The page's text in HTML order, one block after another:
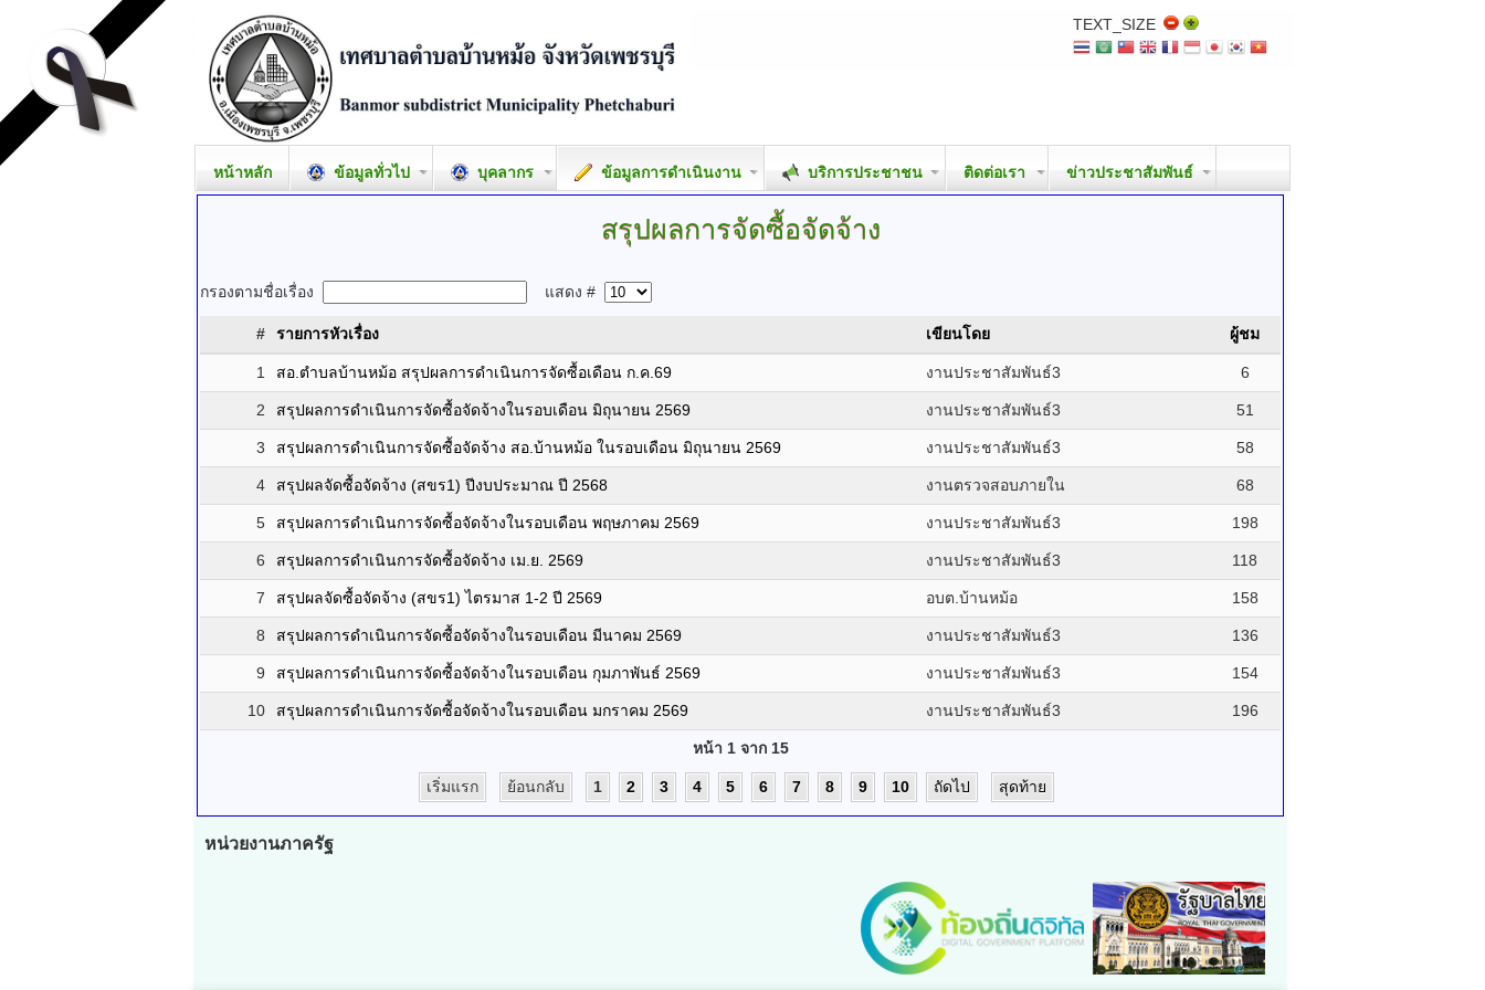
TEXT_SIZE
หน้าหลัก ข้อมูลทั่วไป บุคลากร ข้อมูลการดำเนินงาน บริการประชาชน ติดต่อเรา ข่าวประชาสัมพันธ์
สรุปผลการจัดซื้อจัดจ้าง
กรองตามชื่อเรื่อง แสดง #
# รายการหัวเรื่อง เขียนโดย ผู้ชม
1 สอ.ตำบลบ้านหม้อ สรุปผลการดำเนินการจัดซื้อเดือน ก.ค.69 งานประชาสัมพันธ์3 6
2 สรุปผลการดำเนินการจัดซื้อจัดจ้างในรอบเดือน มิถุนายน 2569 งานประชาสัมพันธ์3 51
3 สรุปผลการดำเนินการจัดซื้อจัดจ้าง สอ.บ้านหม้อ ในรอบเดือน มิถุนายน 2569 งานประชาสัมพันธ์3 58
4 สรุปผลจัดซื้อจัดจ้าง (สขร1) ปีงบประมาณ ปี 2568 งานตรวจสอบภายใน 68
5 สรุปผลการดำเนินการจัดซื้อจัดจ้างในรอบเดือน พฤษภาคม 2569 งานประชาสัมพันธ์3 198
6 สรุปผลการดำเนินการจัดซื้อจัดจ้าง เม.ย. 2569 งานประชาสัมพันธ์3 118
7 สรุปผลจัดซื้อจัดจ้าง (สขร1) ไตรมาส 1-2 ปี 2569 อบต.บ้านหม้อ 158
8 สรุปผลการดำเนินการจัดซื้อจัดจ้างในรอบเดือน มีนาคม 2569 งานประชาสัมพันธ์3 136
9 สรุปผลการดำเนินการจัดซื้อจัดจ้างในรอบเดือน กุมภาพันธ์ 2569 งานประชาสัมพันธ์3 154
10 สรุปผลการดำเนินการจัดซื้อจัดจ้างในรอบเดือน มกราคม 2569 งานประชาสัมพันธ์3 196
หน้า 1 จาก 15
เริ่มแรก ย้อนกลับ 1 2 3 4 5 6 7 8 9 10 ถัดไป สุดท้าย
หน่วยงานภาครัฐ